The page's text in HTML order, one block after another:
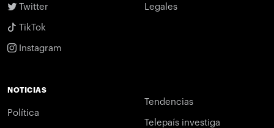
Twitter
TikTok
Instagram
Legales
NOTICIAS
Política
Tendencias
Telepaís investiga